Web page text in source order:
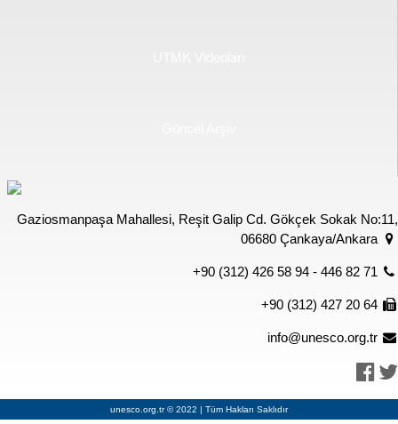
Gaziosmanpaşa Mahallesi, Reşit Galip Cd. Gökçek Sokak No:11,
06680 Çankaya/Ankara
+90 (312) 426 58 94 - 446 82 71
+90 (312) 427 20 64
info@unesco.org.tr
unesco.org.tr © 2022 | Tüm Hakları Saklıdır